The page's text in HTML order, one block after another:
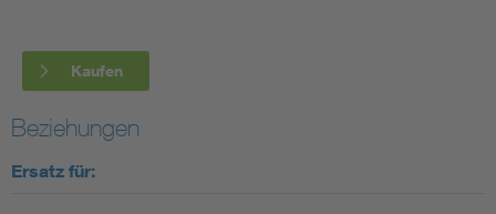
Cybersecurity in der Industrieautomatisierung
Elektrofachkraft (EFK)
Kaufen
Beziehungen
Ersatz für: